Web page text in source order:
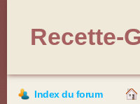
Recette-
Index du forum